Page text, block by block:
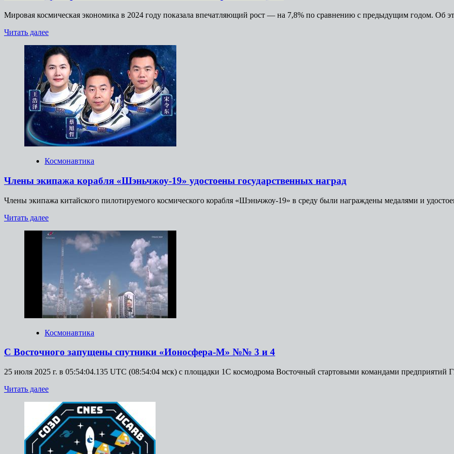
Мировая космическая экономика в 2024 году показала впечатляющий рост — на 7,8% по сравнению с предыдущим годом. Об
Читать далееПрочитать
о
В
2024
году
мировая
космическая
экономика
выросла
7,8%
Космонавтика
Члены экипажа корабля «Шэньчжоу-19» удостоены государственных наград
Члены экипажа китайского пилотируемого космического корабля «Шэньчжоу-19» в среду были награждены медалями и
Читать далееПрочитать
о
Члены
экипажа
«Шэньчжоу-19»
удостоены
государственных
наград
Космонавтика
С Восточного запущены спутники «Ионосфера-М» №№ 3 и 4
25 июля 2025 г. в 05:54:04.135 UTC (08:54:04 мск) с площадки 1С космодрома Восточный стартовыми командами предприятий
Читать далееПрочитать
С
Восточного
запущены
спутники
«Ионосфера-